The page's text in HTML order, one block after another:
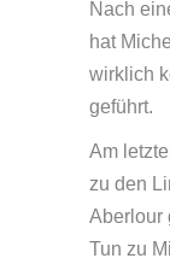
Nach
hat
wirklich
geführt.
Am
zu den
Aberlour
Tun zu